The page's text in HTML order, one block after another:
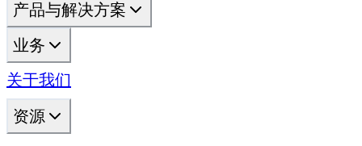
产品与解决方案
业务
关于我们
资源